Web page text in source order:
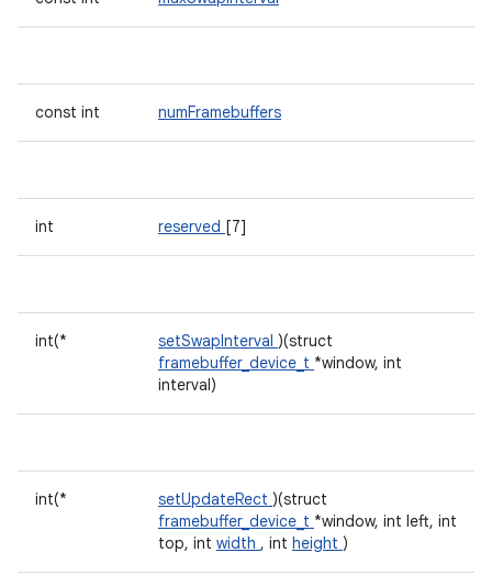
const int numFramebuffers
int reserved [7]
int(* setSwapInterval )(struct
framebuffer_device_t *window, int
interval)
int(* setUpdateRect )(struct
framebuffer_device_t *window, int left, int
top, int width , int height )